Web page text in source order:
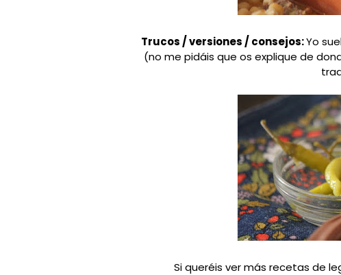
Trucos / versiones / consejos:Yo
(no me pidáis que os explique de
Si queréis ver más recetas de